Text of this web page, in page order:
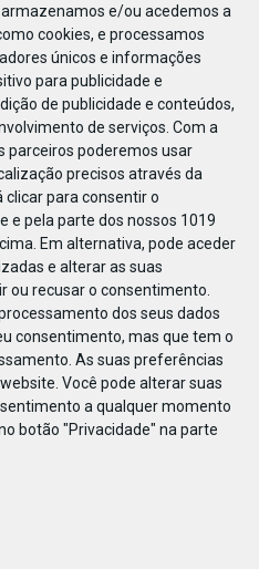
armazenamos e/ou acedemos a
cookies, e processamos
únicos e informações
para publicidade e
de publicidade e conteúdos,
de serviços. Com a
parceiros poderemos usar
precisos através da
clicar para consentir o
e pela parte dos nossos 1019
Em alternativa, pode aceder
e alterar as suas
ou recusar o consentimento.
dos seus dados
consentimento, mas que tem o
As suas preferências
Você pode alterar suas
a qualquer momento
botão "Privacidade" na parte